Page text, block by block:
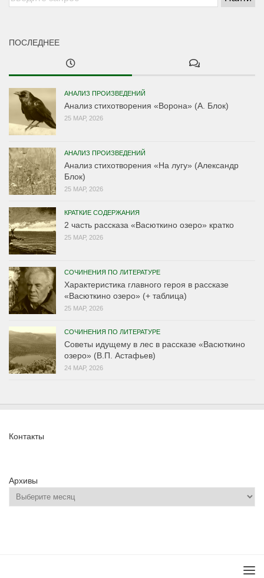
ПОСЛЕДНЕЕ
АНАЛИЗ ПРОИЗВЕДЕНИЙ
Анализ стихотворения «Ворона» (А. Блок)
25 МАР, 2026
АНАЛИЗ ПРОИЗВЕДЕНИЙ
Анализ стихотворения «На лугу» (Александр
Блок)
25 МАР, 2026
КРАТКИЕ СОДЕРЖАНИЯ
2 часть рассказа «Васюткино озеро» кратко
25 МАР, 2026
СОЧИНЕНИЯ ПО ЛИТЕРАТУРЕ
Характеристика главного героя в рассказе
«Васюткино озеро» (+ таблица)
25 МАР, 2026
СОЧИНЕНИЯ ПО ЛИТЕРАТУРЕ
Советы идущему в лес в рассказе «Васюткино
озеро» (В.П. Астафьев)
24 МАР, 2026
Контакты
Архивы